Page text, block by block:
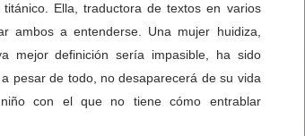
Ella, traductora de textos en varios
ambos a entenderse. Una mujer huidiza,
mejor definición sería impasible, ha sido
pesar de todo, no desaparecerá de su vida
con el que no tiene cómo entrablar